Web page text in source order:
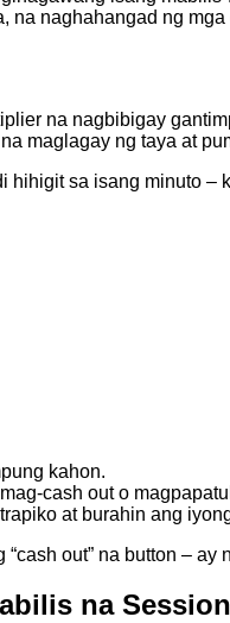
naghahangad ng
na nagbibigay
maglagay ng taya at
sa isang minuto
kahon.
cash out o
at burahin ang
out” na button –
na Session